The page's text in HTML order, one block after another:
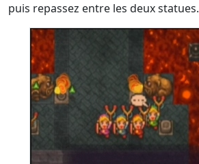
puis repassez entre les deux statues.